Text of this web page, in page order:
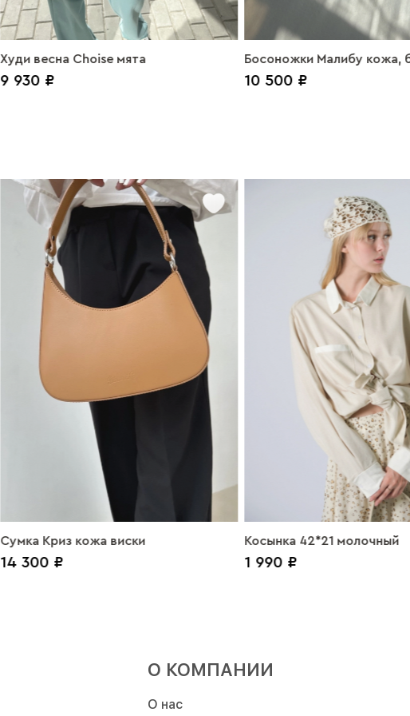
Худи весна Choise мята
9 930 ₽
Босоножки Малибу кожа,
10 500 ₽
Сумка Криз кожа виски
14 300 ₽
Косынка 42*21 молочный
1 990 ₽
О КОМПАНИИ
О нас